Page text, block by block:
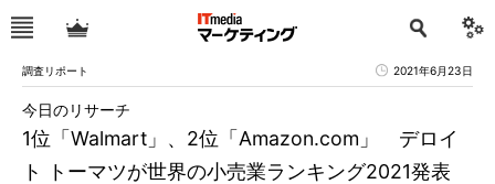
調査リポート 2021年6月23日
1位「Walmart」、2位「Amazon.com」 デロイ
ト トーマツが世界の小売業ランキング2021発表
今日のリサーチ